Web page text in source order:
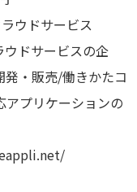
ドサービス
ウドサービスの企
・販売/働きかたコ
アプリケーションの